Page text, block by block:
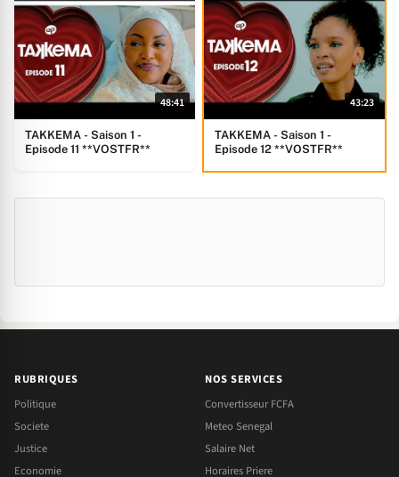
48:41
TAKKEMA - Saison 1 -
Episode 11 **VOSTFR**
43:23
TAKKEMA - Saison 1 -
Episode 12 **VOSTFR**
RUBRIQUES
Politique
Societe
Justice
Economie
NOS SERVICES
Convertisseur FCFA
Meteo Senegal
Salaire Net
Horaires Priere